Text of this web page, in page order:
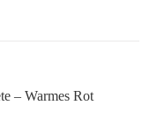
– Warmes Rot